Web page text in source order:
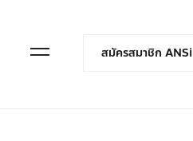
Open Menuสมัครสมาชิก ANSi